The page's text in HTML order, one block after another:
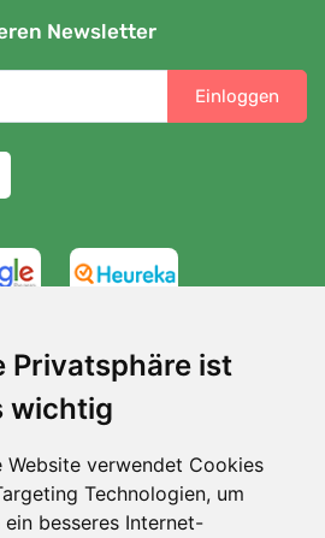
Privatsphäre ist
wichtig
Website verwendet Cookies
Technologien, um
ein besseres Internet-
Newsletter
Einloggen
und kostenlos
für Bestellungen über 80 EUR
und Rückgabe
jederzeit innerhalb von 90 Tagen